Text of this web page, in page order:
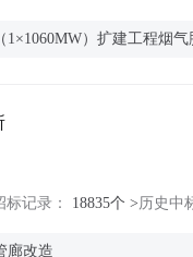
1×1060MW）扩建工程烟
标记录： 18835个 >历史中
廊改造